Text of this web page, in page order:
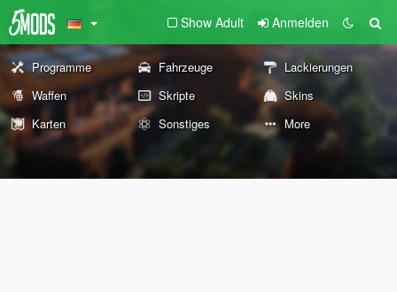
Show Adult Anmelden
Programme Fahrzeuge
Lackierungen
Waffen
Skripte
Skins
Karten
Sonstiges More